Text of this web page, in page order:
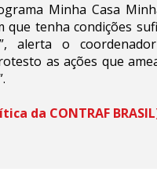
Minha Casa
tenha condições
alerta o
as ações que
da CONTRAF